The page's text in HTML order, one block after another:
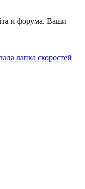
и форума. Ваши
лапка скоростей